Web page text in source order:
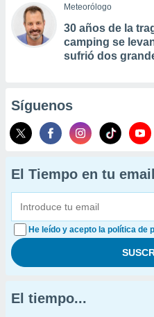
Meteorólogo
30 años de la
camping se
sufrió dos
Síguenos
El Tiempo en tu email
He leído y acepto la política de
El tiempo...